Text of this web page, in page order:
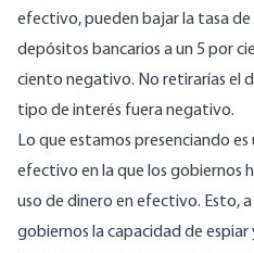
efectivo, pueden bajar la tasa
depósitos bancarios a un 5 por
ciento negativo. No retirarías el
tipo de interés fuera negativo.
Lo que estamos presenciando
efectivo en la que los gobiernos
uso de dinero en efectivo. Esto,
gobiernos la capacidad de espiar